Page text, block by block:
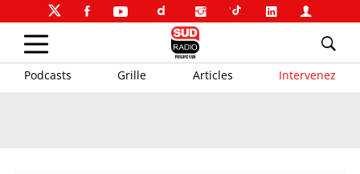
Podcasts Grille Articles Intervenez